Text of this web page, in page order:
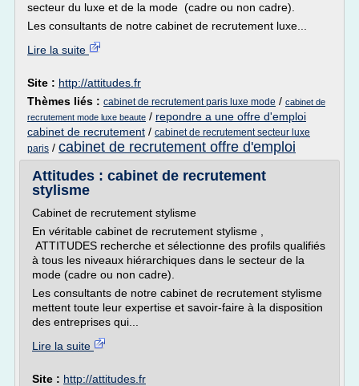
secteur du luxe et de la mode (cadre ou non cadre).
Les consultants de notre cabinet de recrutement luxe...
Lire la suite
Site : http://attitudes.fr
Thèmes liés : cabinet de recrutement paris luxe mode / cabinet de
recrutement mode luxe beaute / repondre a une offre d'emploi
cabinet de recrutement / cabinet de recrutement secteur luxe
paris / cabinet de recrutement offre d'emploi
Attitudes : cabinet de recrutement
stylisme
Cabinet de recrutement stylisme
En véritable cabinet de recrutement stylisme ,
ATTITUDES recherche et sélectionne des profils qualifiés
à tous les niveaux hiérarchiques dans le secteur de la
mode (cadre ou non cadre).
Les consultants de notre cabinet de recrutement stylisme
mettent toute leur expertise et savoir-faire à la disposition
des entreprises qui...
Lire la suite
Site : http://attitudes.fr